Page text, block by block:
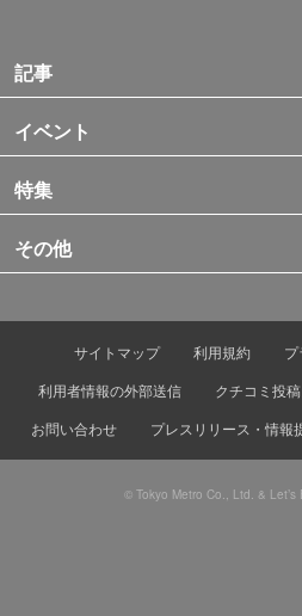
記事
イベント
特集
その他
サイトマップ 利用規約
利用者情報の外部送信
クチコミ投
お問い合わせ
プレスリリース・情報
© Tokyo Metro Co., Ltd. & Let’s